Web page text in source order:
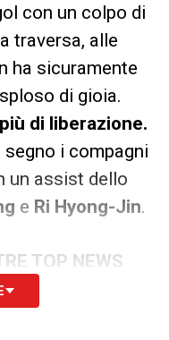
con un colpo di
traversa, alle
ha sicuramente
di gioia.
di liberazione.
i compagni
un assist dello
e Ri Hyong-Jin.
TOP NEWS